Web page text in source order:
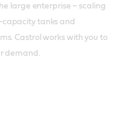
large enterprise – scaling
tanks and
Castrol works with you to
demand.